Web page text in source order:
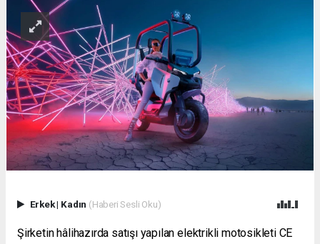
Erkek| Kadın (Haberi Sesli Oku)
Şirketin hâlihazırda satışı yapılan elektrikli motosikleti CE